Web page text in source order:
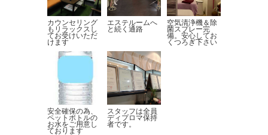
カウンセリング
もリラックスし
てお受けいただ
けます
エステルームへ
と続く通路
空気清浄機＆除
菌スプレー完
備。安心してお
くつろぎ下さい
安全確保の為、
ペットボトルの
お水をご用意し
ております
スタッフは全員
ディプロマ保持
者です。